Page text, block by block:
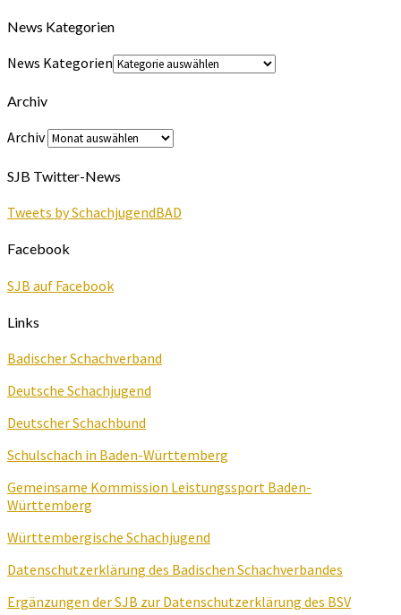
News Kategorien
News Kategorien
Archiv
Archiv
SJB Twitter-News
Tweets by SchachjugendBAD
Facebook
SJB auf Facebook
Links
Badischer Schachverband
Deutsche Schachjugend
Deutscher Schachbund
Schulschach in Baden-Württemberg
Gemeinsame Kommission Leistungssport Baden-
Württemberg
Württembergische Schachjugend
Datenschutzerklärung des Badischen Schachverbandes
Ergänzungen der SJB zur Datenschutzerklärung des BSV